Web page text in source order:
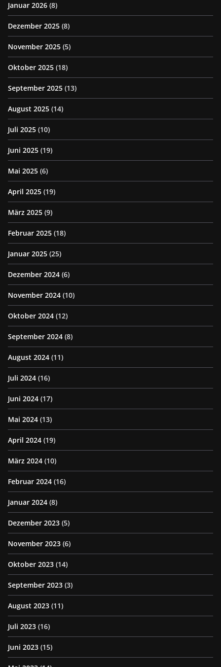
Januar 2026 (8)
Dezember 2025 (8)
November 2025 (5)
Oktober 2025 (18)
September 2025 (13)
August 2025 (14)
Juli 2025 (10)
Juni 2025 (19)
Mai 2025 (6)
April 2025 (19)
März 2025 (9)
Februar 2025 (18)
Januar 2025 (25)
Dezember 2024 (6)
November 2024 (10)
Oktober 2024 (12)
September 2024 (8)
August 2024 (11)
Juli 2024 (16)
Juni 2024 (17)
Mai 2024 (13)
April 2024 (19)
März 2024 (10)
Februar 2024 (16)
Januar 2024 (8)
Dezember 2023 (5)
November 2023 (6)
Oktober 2023 (14)
September 2023 (3)
August 2023 (11)
Juli 2023 (16)
Juni 2023 (15)